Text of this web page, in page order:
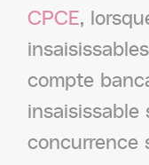
CPCE,
compte
insaisissable
concurrence